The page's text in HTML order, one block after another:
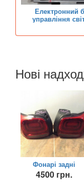
SUZUKI
VOLKSWAGEN
В наявності!
Електронний
управління
Нові
Фонарі задні
4500 грн.